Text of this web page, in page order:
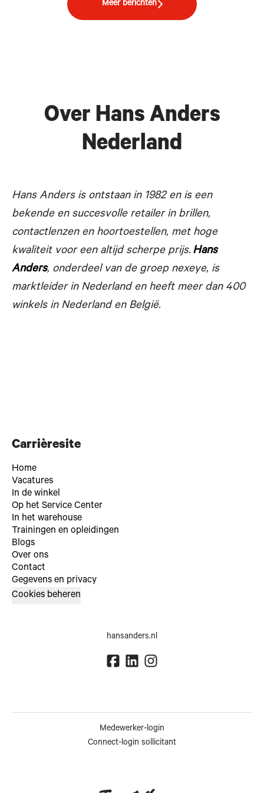
Meer berichten
Over Hans Anders
Nederland
Hans Anders is ontstaan in 1982 en is een
bekende en succesvolle retailer in brillen,
contactlenzen en hoortoestellen, met hoge
kwaliteit voor een altijd scherpe prijs. Hans
Anders, onderdeel van de groep nexeye, is
marktleider in Nederland en heeft meer dan 400
winkels in Nederland en België.
Carrièresite
Home
Vacatures
In de winkel
Op het Service Center
In het warehouse
Trainingen en opleidingen
Blogs
Over ons
Contact
Gegevens en privacy
Cookies beheren
hansanders.nl
Medewerker-login
Connect-login sollicitant